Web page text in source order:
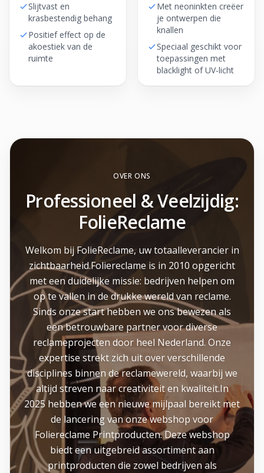
Slijtvast en
krasbestendig behang
Positief effect op de
akoestiek van de
ruimte
Met neoninkten creëer
je ontwerpen die
knallen
Speciaal geschikt voor
toepassingen met
blacklight of UV-licht
OVER ONS
Professioneel & Veelzijdig:
FolieReclame
Welkom bij FolieReclame, uw totaalleverancier in
zichtbaarheid.Foliereclame is in 2010 opgericht
met een duidelijke missie: bedrijven helpen om
op te vallen in de drukke wereld van reclame.
Sinds onze start hebben we ons bewezen als
een betrouwbare partner voor diverse
reclameprojecten door heel Nederland. Onze
expertise strekt zich uit over verschillende
disciplines binnen de reclamewereld, waarbij we
altijd streven naar creativiteit en kwaliteit.In
2025 hebben we een nieuwe mijlpaal bereikt met
de lancering van onze webshop voor
Foliereclame Printproducten. Deze webshop
biedt een uitgebreid assortiment aan
printproducten die zowel bedrijven als